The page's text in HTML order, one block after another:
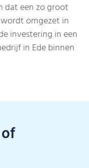
dat een zo groot
omgezet in
investering in een
in Ede binnen